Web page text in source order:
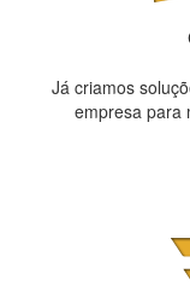
Já criamos
empresa para